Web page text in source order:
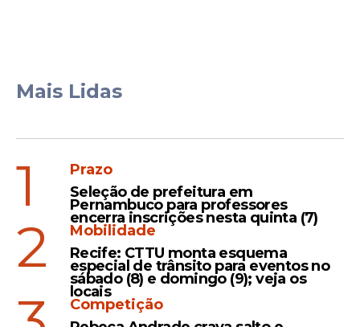
Mais Lidas
1
Prazo
Seleção de prefeitura em
Pernambuco para professores
encerra inscrições nesta quinta (7)
2
Mobilidade
Recife: CTTU monta esquema
especial de trânsito para eventos no
sábado (8) e domingo (9); veja os
locais
Competição